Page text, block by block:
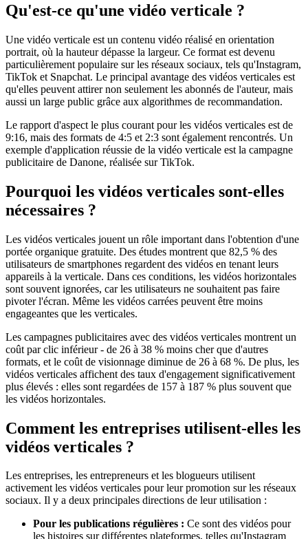
Qu'est-ce qu'une vidéo verticale ?
Une vidéo verticale est un contenu vidéo réalisé en orientation
portrait, où la hauteur dépasse la largeur. Ce format est devenu
particulièrement populaire sur les réseaux sociaux, tels qu'Instagram,
TikTok et Snapchat. Le principal avantage des vidéos verticales est
qu'elles peuvent attirer non seulement les abonnés de l'auteur, mais
aussi un large public grâce aux algorithmes de recommandation.
Le rapport d'aspect le plus courant pour les vidéos verticales est de
9:16, mais des formats de 4:5 et 2:3 sont également rencontrés. Un
exemple d'application réussie de la vidéo verticale est la campagne
publicitaire de Danone, réalisée sur TikTok.
Pourquoi les vidéos verticales sont-elles
nécessaires ?
Les vidéos verticales jouent un rôle important dans l'obtention d'une
portée organique gratuite. Des études montrent que 82,5 % des
utilisateurs de smartphones regardent des vidéos en tenant leurs
appareils à la verticale. Dans ces conditions, les vidéos horizontales
sont souvent ignorées, car les utilisateurs ne souhaitent pas faire
pivoter l'écran. Même les vidéos carrées peuvent être moins
engageantes que les verticales.
Les campagnes publicitaires avec des vidéos verticales montrent un
coût par clic inférieur - de 26 à 38 % moins cher que d'autres
formats, et le coût de visionnage diminue de 26 à 68 %. De plus, les
vidéos verticales affichent des taux d'engagement significativement
plus élevés : elles sont regardées de 157 à 187 % plus souvent que
les vidéos horizontales.
Comment les entreprises utilisent-elles les
vidéos verticales ?
Les entreprises, les entrepreneurs et les blogueurs utilisent
activement les vidéos verticales pour leur promotion sur les réseaux
sociaux. Il y a deux principales directions de leur utilisation :
Pour les publications régulières : Ce sont des vidéos pour
les histoires sur différentes plateformes, telles qu'Instagram